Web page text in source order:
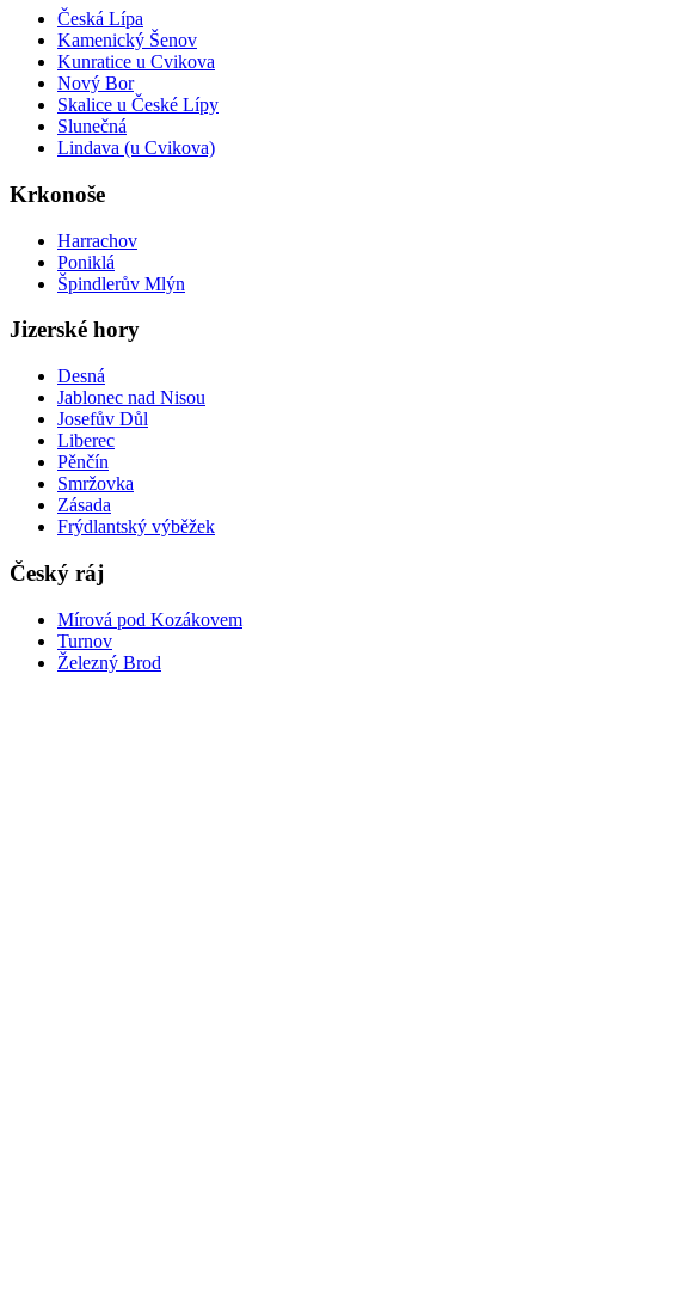
Česká Lípa
Kamenický Šenov
Kunratice u Cvikova
Nový Bor
Skalice u České Lípy
Slunečná
Lindava (u Cvikova)
Krkonoše
Harrachov
Poniklá
Špindlerův Mlýn
Jizerské hory
Desná
Jablonec nad Nisou
Josefův Důl
Liberec
Pěnčín
Smržovka
Zásada
Frýdlantský výběžek
Český ráj
Mírová pod Kozákovem
Turnov
Železný Brod